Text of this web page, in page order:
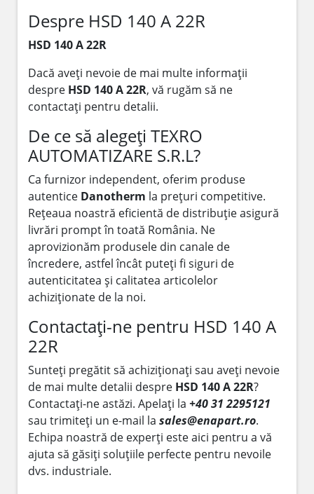
Despre HSD 140 A 22R
HSD 140 A 22R
Dacă aveți nevoie de mai multe informații
despre HSD 140 A 22R, vă rugăm să ne
contactați pentru detalii.
De ce să alegeți TEXRO
AUTOMATIZARE S.R.L?
Ca furnizor independent, oferim produse
autentice Danotherm la prețuri competitive.
Rețeaua noastră eficientă de distribuție asigură
livrări prompt în toată România. Ne
aprovizionăm produsele din canale de
încredere, astfel încât puteți fi siguri de
autenticitatea și calitatea articolelor
achiziționate de la noi.
Contactați-ne pentru HSD 140 A
22R
Sunteți pregătit să achiziționați sau aveți nevoie
de mai multe detalii despre HSD 140 A 22R?
Contactați-ne astăzi. Apelați la +40 31 2295121
sau trimiteți un e-mail la sales@enapart.ro.
Echipa noastră de experți este aici pentru a vă
ajuta să găsiți soluțiile perfecte pentru nevoile
dvs. industriale.